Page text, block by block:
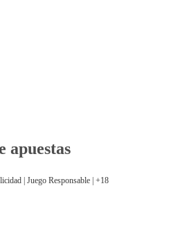
apuestas
| Juego Responsable | +18